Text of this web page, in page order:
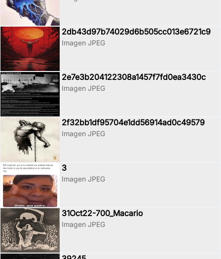
2db43d97b74029d6b505cc013e6721c9
Imagen JPEG
2e7e3b204122308a1457f7fd0ea3430c
Imagen JPEG
2f32bb1df95704e1dd56914ad0c49579
Imagen JPEG
3
Imagen JPEG
31Oct22-700_Macario
Imagen JPEG